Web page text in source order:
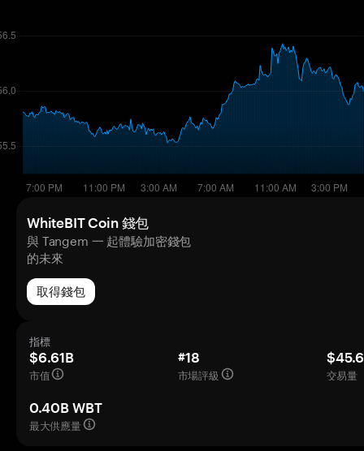
WhiteBIT Coin 錢包
與 Tangem 一 起體驗加密錢包
的未來
取得錢包
指標
$6.61B
市值
#18
市場評級
交易量
0.40B WBT
最大供應量